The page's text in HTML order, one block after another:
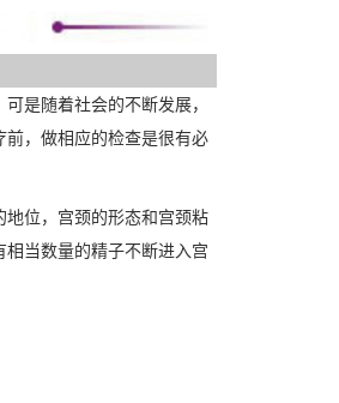
是随着社会的不断发展，
，做相应的检查是很有必
位，宫颈的形态和宫颈粘
当数量的精子不断进入宫